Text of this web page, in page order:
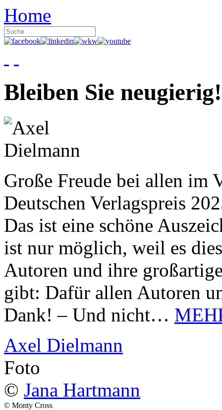
Home
Bleiben Sie neugierig!
Große Freude bei allen im
Deutschen Verlagspreis
Das ist eine schöne
ist nur möglich, weil es
Autoren und ihre
gibt: Dafür allen Autoren
Dank! – Und nicht…
Axel Dielmann
Foto
© Jana Hartmann
© Monty Cross